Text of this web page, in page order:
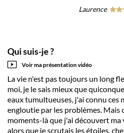
Laurence
Qui suis-je ?
Voir ma présentation vidéo
La vie n'est pas toujours un long
moi, je le sais mieux que
eaux tumultueuses, j'ai connu ces
engloutie par les problèmes. Mais
moments-là que j'ai découvert ma
alors que je scrutais les étoiles,